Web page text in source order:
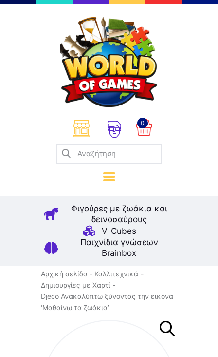
0
Φιγούρες με ζωάκια και
δεινοσαύρους
V-Cubes
Παιχνίδια γνώσεων
Brainbox
Επιτραπέζια
Παζλ
Παιχνίδια Καρτών
Σπαζοκεφαλιές
Κατασκευές
Καλλιτεχνικά
Μοντελισμός
Βιβλία
Παιχνίδια Ρόλων
Αρχική σελίδα
Καλλιτεχνικά
Δημιουργίες με Χαρτί
Djeco Ανακαλύπτω ξύνοντας την εικόνα
‘Μαθαίνω τα ζωάκια’